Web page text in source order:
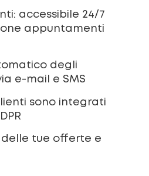
accessibile 24/7
appuntamenti
degli
e-mail e SMS
sono integrati
delle tue offerte e